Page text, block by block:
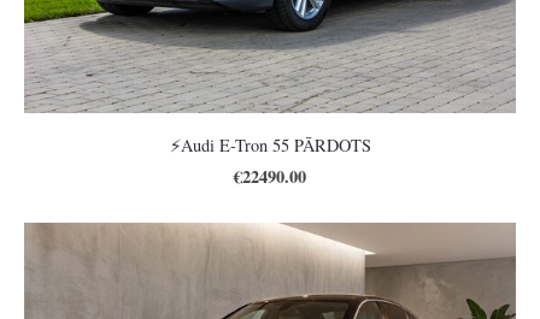
⚡️Audi E-Tron 55 PĀRDOTS
€22490.00